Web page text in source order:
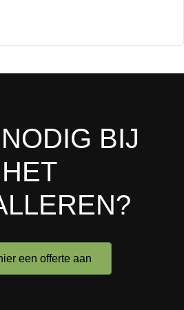
BIJ
HET
een offerte aan